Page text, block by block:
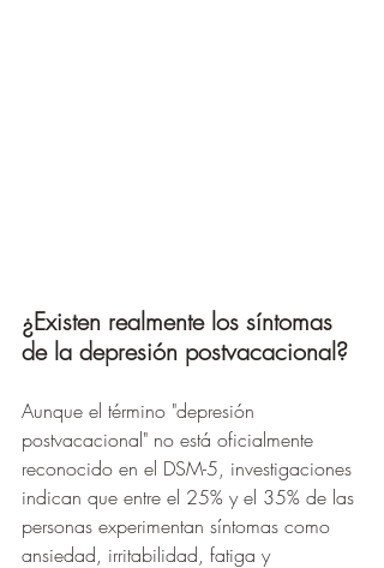
¿Existen realmente los síntomas
de la depresión postvacacional?
Aunque el término "depresión
postvacacional" no está oficialmente
reconocido en el DSM-5, investigaciones
indican que entre el 25% y el 35% de las
personas experimentan síntomas como
ansiedad, irritabilidad, fatiga y